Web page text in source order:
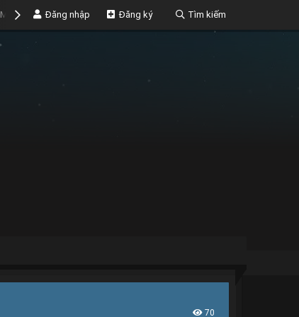
Marketplace Money
Đăng nhập Đăng ký Tìm kiếm
70